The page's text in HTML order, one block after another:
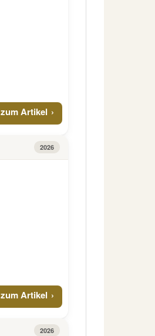
zum Artikel
2026
zum Artikel
2026